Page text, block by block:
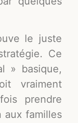
le juste
Ce
» basique,
vraiment
prendre
aux familles